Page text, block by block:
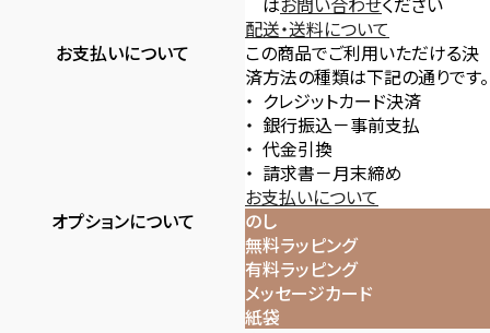
配送・送料について
お支払いについて
この商品でご利用いただける決
済方法の種類は下記の通りです。
クレジットカード決済
銀行振込－事前支払
代金引換
請求書－月末締め
お支払いについて
オプションについて
のし
無料ラッピング
有料ラッピング
メッセージカード
紙袋